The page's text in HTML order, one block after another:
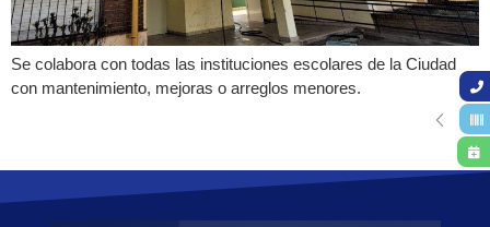
Se colabora con todas las instituciones escolares de la Ciudad
con mantenimiento, mejoras o arreglos menores.